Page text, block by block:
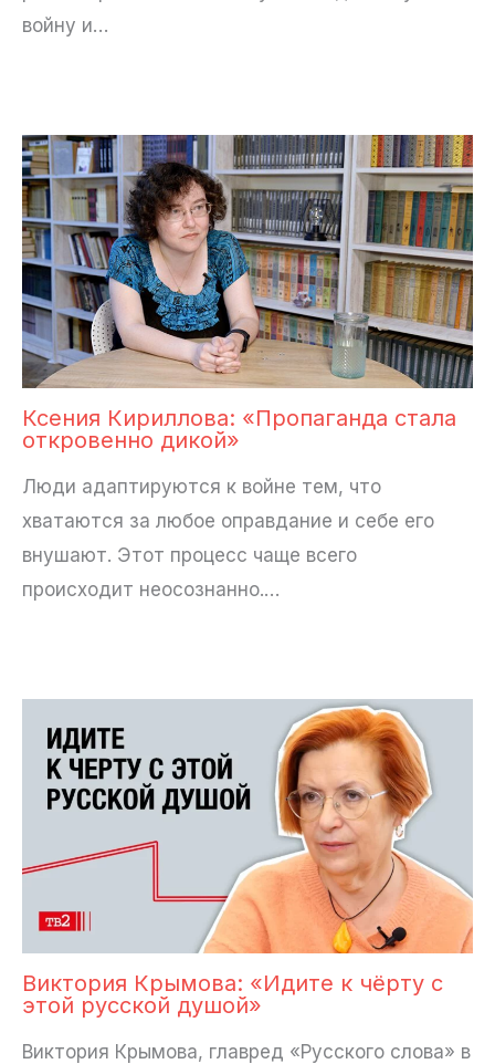
войну и…
Ксения Кириллова: «Пропаганда стала
откровенно дикой»
Люди адаптируются к войне тем, что
хватаются за любое оправдание и себе его
внушают. Этот процесс чаще всего
происходит неосознанно.…
Виктория Крымова: «Идите к чёрту с
этой русской душой»
Виктория Крымова, главред «Русского слова» в